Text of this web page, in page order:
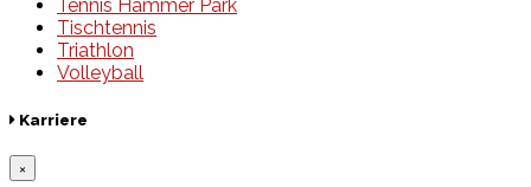
Tennis Hammer Park
Tischtennis
Triathlon
Volleyball
Karriere
×